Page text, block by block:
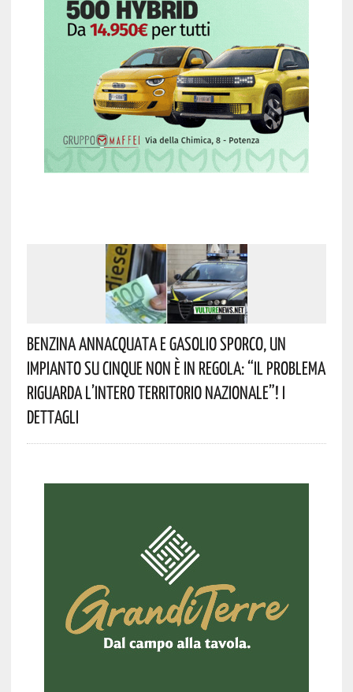
Benzina Annacquata E Gasolio Sporco, Un
Impianto Su Cinque Non È In Regola: “il Problema
Riguarda L’intero Territorio Nazionale”! I
Dettagli